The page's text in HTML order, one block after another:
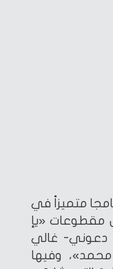
متميزاً في
مقطوعات «يإ
دعوني- غالي
وفيها